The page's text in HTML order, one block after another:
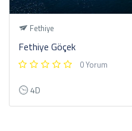
Fethiye
Fethiye Göçek
0 Yorum
4D